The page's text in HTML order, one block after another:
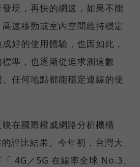
現，再快的網速，如果不能
速移動或室內空間維持穩定
好的使用體驗，也因如此，
準，也逐漸從追求測速數
任何地點都能穩定連線的使
在國際權威網路分析機構
評比結果。今年初，台灣大
4G／5G 在線率全球 No.3、